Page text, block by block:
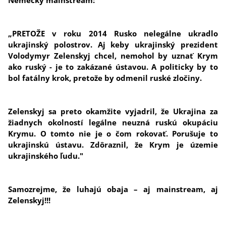
„PRETOŽE v roku 2014 Rusko nelegálne ukradlo
ukrajinský polostrov. Aj keby ukrajinský prezident
Volodymyr Zelenskyj chcel, nemohol by uznať Krym
ako ruský - je to zakázané ústavou. A politicky by to
bol fatálny krok, pretože by odmenil ruské zločiny.
Zelenskyj sa preto okamžite vyjadril, že Ukrajina za
žiadnych okolností legálne neuzná ruskú okupáciu
Krymu. O tomto nie je o čom rokovať. Porušuje to
ukrajinskú ústavu. Zdôraznil, že Krym je územie
ukrajinského ľudu."
Samozrejme, že luhajú obaja – aj mainstream, aj
Zelenskyj!!!